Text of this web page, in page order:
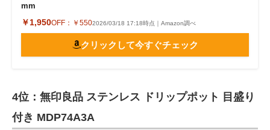
mm
￥1,950OFF： ￥5502026/03/18 17:18時点｜Amazon調べ
クリックして今すぐチェック
4位：無印良品 ステンレス ドリップポット 目盛り
付き MDP74A3A